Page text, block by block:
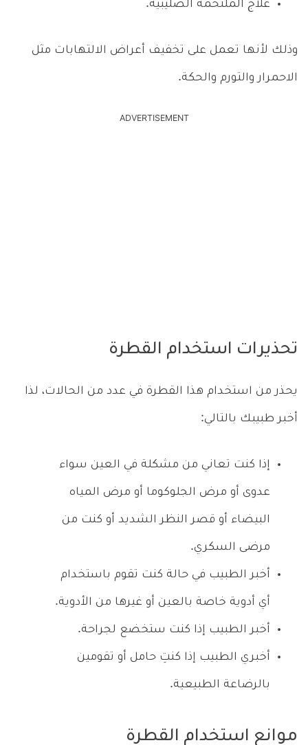
علاج الملتحمة الصليبية.
وذلك لأنها تعمل على تخفيف أعراض الالتهابات مثل
الاحمرار والتورم والحكة.
ADVERTISEMENT
تحذيرات استخدام القطرة
يحذر من استخدام هذا القطرة في عدد من الحالات، لذا
أخبر طبيبك بالتالي:
إذا كنت تعاني من مشكلة في العين سواء
عدوى أو مرض الجلوكوما أو مرض المياه
البيضاء أو قصر النظر الشديد أو كنت من
مرضى السكري.
أخبر الطبيب في حالة كنت تقوم باستخدام
أي أدوية خاصة بالعين أو غيرها من الأدوية.
أخبر الطبيب إذا كنت ستخضع لجراحة.
أخبري الطبيب إذا كنتِ حامل أو تقومين
بالرضاعة الطبيعية.
موانع استخدام القطرة